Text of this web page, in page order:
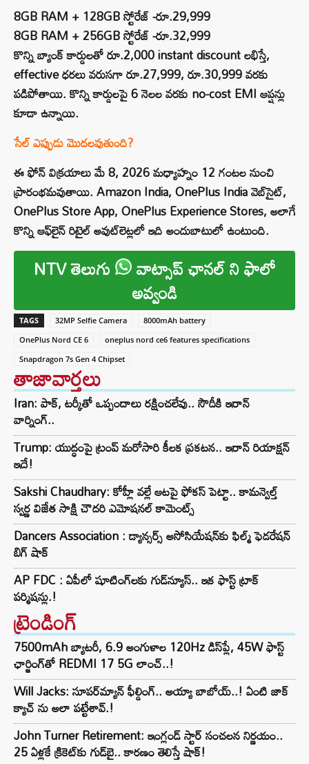
8GB RAM + 128GB స్టోరేజ్ -రూ.29,999
8GB RAM + 256GB స్టోరేజ్ -రూ.32,999
కొన్ని బ్యాంక్ కార్డులతో రూ.2,000 instant discount లభిస్తే,
effective ధరలు వరుసగా రూ.27,999, రూ.30,999 వరకు
పడిపోతాయి. కొన్ని కార్డులపై 6 నెలల వరకు no-cost EMI ఆప్షన్లు
కూడా ఉన్నాయి.
సేల్ ఎప్పుడు మొదలవుతుంది?
ఈ ఫోన్ విక్రయాలు మే 8, 2026 మధ్యాహ్నం 12 గంటల నుంచి
ప్రారంభమవుతాయి. Amazon India, OnePlus India వెబ్‌సైట్,
OnePlus Store App, OnePlus Experience Stores, అలాగే
కొన్ని ఆఫ్‌లైన్ రిటైల్ అవుట్‌లెట్లలో ఇది అందుబాటులో ఉంటుంది.
NTV తెలుగు వాట్సాప్ ఛానల్ ని ఫాలో
అవ్వండి
TAGS 32MP Selfie Camera
8000mAh battery
OnePlus Nord CE 6
oneplus nord ce6 features specifications
Snapdragon 7s Gen 4 Chipset
తాజావార్తలు
Iran: పాక్, టర్కీతో ఒప్పందాలు రక్షించలేవు.. సౌదీకి ఇరాన్
వార్నింగ్..
Trump: యుద్ధంపై ట్రంప్ మరోసారి కీలక ప్రకటన.. ఇరాన్‌ రియాక్షన్
ఇదే!
Sakshi Chaudhary: కోహ్లీ వల్లే ఆటపై ఫోకస్‌ పెట్టా.. కామన్వెల్త్
స్వర్ణ విజేత సాక్షి చౌదరి ఎమోషనల్ కామెంట్స్
Dancers Association : డ్యాన్సర్స్ అసోసియేషన్‌కు ఫిల్మ్ ఫెడరేషన్
బిగ్ షాక్
AP FDC : ఏపీలో షూటింగ్‌లకు గుడ్‌న్యూస్.. ఇక ఫాస్ట్ ట్రాక్
పర్మిషన్లు.!
ట్రెండింగ్‌
7500mAh బ్యాటరీ, 6.9 అంగుళాల 120Hz డిస్‌ప్లే, 45W ఫాస్ట్
ఛార్జింగ్‌తో REDMI 17 5G లాంచ్..!
Will Jacks: సూపర్‌మ్యాన్ ఫీల్డింగ్.. అయ్యా బాబోయ్..! ఏంటి జాక్
క్యాచ్ ను అలా పట్టేశావ్.!
John Turner Retirement: ఇంగ్లండ్ స్టార్ సంచలన నిర్ణయం..
25 ఏళ్లకే క్రికెట్‌కు గుడ్‌బై.. కారణం తెలిస్తే షాక్!